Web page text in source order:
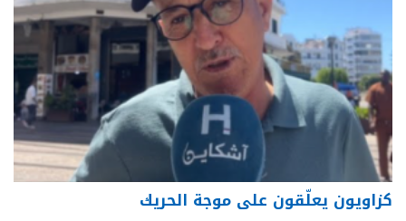
كزاويون يعلّقون على موجة الحريك